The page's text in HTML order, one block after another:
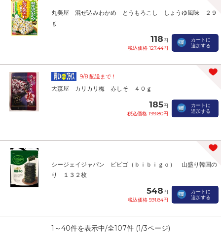
丸美屋 混ぜ込みわかめ とうもろこし しょうゆ風味 ２９
ｇ
118円
税込価格 127.44円
カートに
追加する
9/8 配送まで！
大森屋 カリカリ梅 赤しそ ４０ｇ
185円
税込価格 199.80円
カートに
追加する
シージェイジャパン ビビゴ（ｂｉｂｉｇｏ） 山盛り韓国の
り １３２枚
548円
税込価格 591.84円
カートに
追加する
1 ～40件を表示中/全107件 (1/3ページ)